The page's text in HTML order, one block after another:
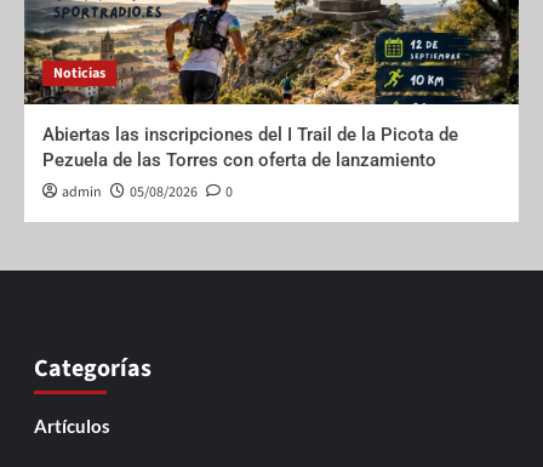
Noticias
Abiertas las inscripciones del I Trail de la Picota de
Pezuela de las Torres con oferta de lanzamiento
admin 05/08/2026 0
Categorías
Artículos